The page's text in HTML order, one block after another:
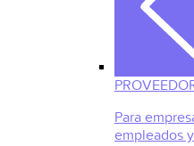
Para
empleados